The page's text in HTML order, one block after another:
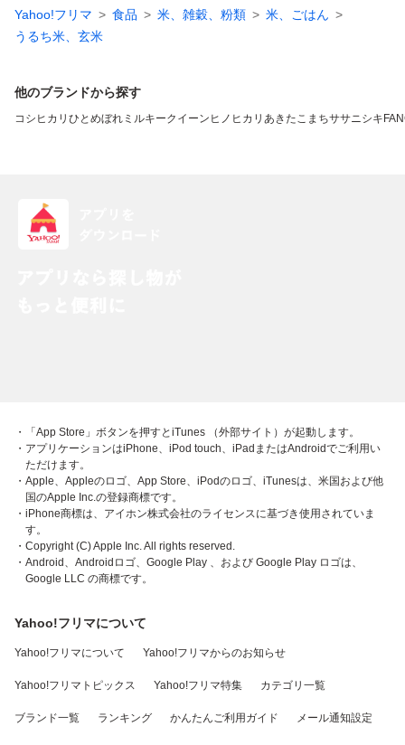
Yahoo!フリマ 食品 米、雑穀、粉類
米、ごはん
うるち米、玄米
他のブランドから探す
コシヒカリ ひとめぼれ ミルキークイーン ヒノヒカリ あきたこまちササニシキ
・「App Store」ボタンを押すとiTunes （外部サイト）が起動します。
・アプリケーションはiPhone、iPod touch、iPadまたはAndroidでご利用い
ただけます。
・Apple、Appleのロゴ、App Store、iPodのロゴ、iTunesは、米国および他
国のApple Inc.の登録商標です。
・iPhone商標は、アイホン株式会社のライセンスに基づき使用されていま
す。
・Copyright (C) Apple Inc. All rights reserved.
・Android、Androidロゴ、Google Play 、および Google Play ロゴは、
Google LLC の商標です。
Yahoo!フリマについて
Yahoo!フリマについて Yahoo!フリマからのお知らせ
Yahoo!フリマトピックス Yahoo!フリマ特集 カテゴリ一覧
ブランド一覧 ランキング かんたんご利用ガイド メール通知設定